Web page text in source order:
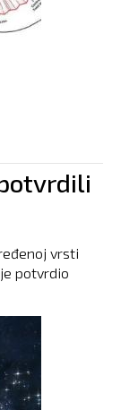
vrsti
potvrdio